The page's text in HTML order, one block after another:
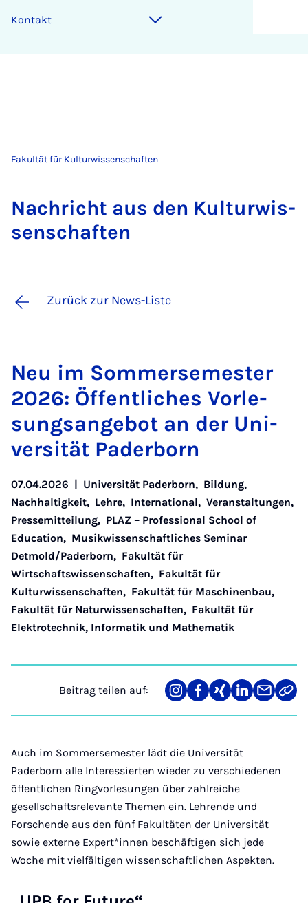
Kontakt
Fakultät für Kulturwissenschaften
Nach­richt aus den Kul­tur­wis­
sen­schaf­ten
Zurück zur News-Liste
Neu im Som­mer­se­mes­ter
2026: Öf­fent­li­ches Vor­le­
sungs­an­ge­bot an der Uni­
ver­si­tät Pa­der­born
07.04.2026 | Universität Paderborn, Bildung,
Nachhaltigkeit, Lehre, International, Veranstaltungen,
Pressemitteilung, PLAZ – Professional School of
Education, Musikwissenschaftliches Seminar
Detmold/Paderborn, Fakultät für
Wirtschaftswissenschaften, Fakultät für
Kulturwissenschaften, Fakultät für Maschinenbau,
Fakultät für Naturwissenschaften, Fakultät für
Elektrotechnik, Informatik und Mathematik
Beitrag teilen auf:
Teilen
auf
Teilen
auf
Teilen
auf
Teilen
auf
Teilen
über
Link
Auch im Sommersemester lädt die Universität
Paderborn alle Interessierten wieder zu verschiedenen
öffentlichen Ringvorlesungen über zahlreiche
gesellschaftsrelevante Themen ein. Lehrende und
Forschende aus den fünf Fakultäten der Universität
sowie externe Expert*innen beschäftigen sich jede
Woche mit vielfältigen wissenschaftlichen Aspekten.